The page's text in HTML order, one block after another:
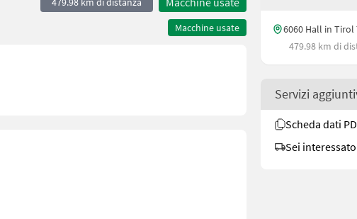
Macchine usate
6060 Hall in
479.98 km di
Servizi
Scheda dati
Sei